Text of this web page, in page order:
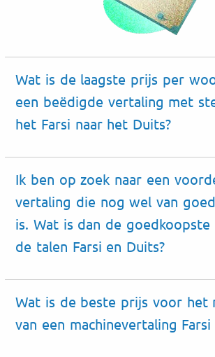
Wat is de laagste prijs per
een beëdigde vertaling met
het Farsi naar het Duits?
Ik ben op zoek naar een
vertaling die nog wel van
is. Wat is dan de
de talen Farsi en Duits?
Wat is de beste prijs voor het
van een machinevertaling Farsi